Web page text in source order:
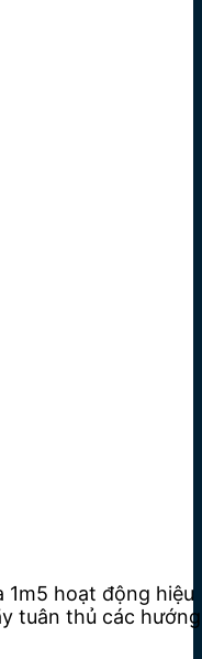
1m5 hoạt động hiệu
tuân thủ các hướng